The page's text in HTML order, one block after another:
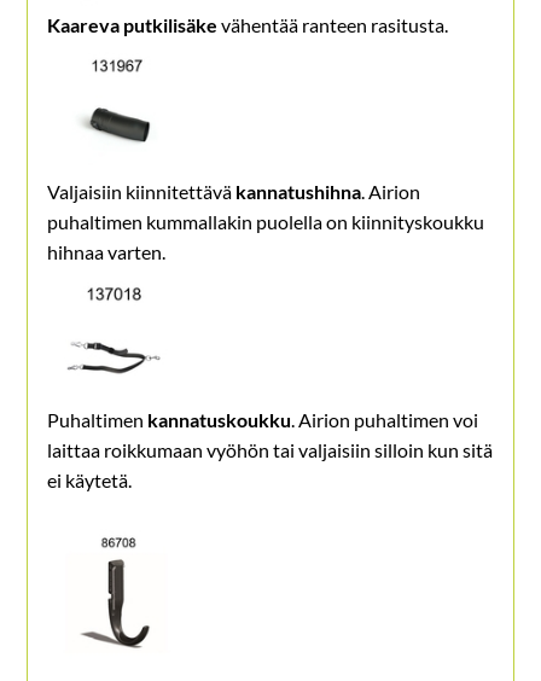
Kaareva putkilisäke vähentää ranteen rasitusta.
Valjaisiin kiinnitettävä kannatushihna. Airion
puhaltimen kummallakin puolella on kiinnityskoukku
hihnaa varten.
Puhaltimen kannatuskoukku. Airion puhaltimen voi
laittaa roikkumaan vyöhön tai valjaisiin silloin kun sitä
ei käytetä.